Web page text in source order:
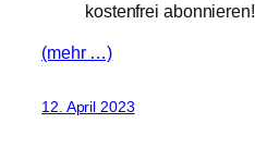
kostenfrei abonnieren!
(mehr …)
12. April 2023